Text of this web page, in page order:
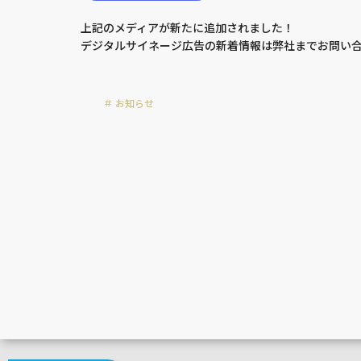
上記のメディアが新たに追加されました！
デジタルサイネージ広告の新着情報は弊社までお問い
お知らせ